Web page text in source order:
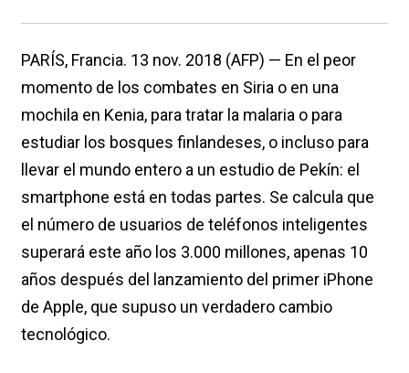
PARÍS, Francia. 13 nov. 2018 (AFP) — En el peor
momento de los combates en Siria o en una
mochila en Kenia, para tratar la malaria o para
estudiar los bosques finlandeses, o incluso para
llevar el mundo entero a un estudio de Pekín: el
smartphone está en todas partes. Se calcula que
el número de usuarios de teléfonos inteligentes
superará este año los 3.000 millones, apenas 10
años después del lanzamiento del primer iPhone
de Apple, que supuso un verdadero cambio
tecnológico.